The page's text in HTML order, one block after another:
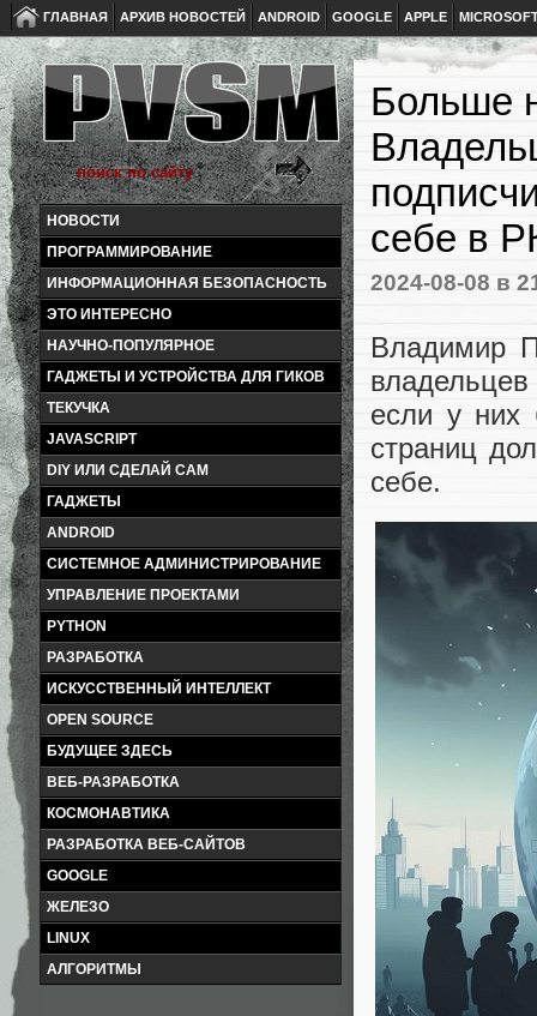
ГЛАВНАЯ АРХИВ НОВОСТЕЙ ANDROID GOOGLE APPLE
НОВОСТИ
ПРОГРАММИРОВАНИЕ
ИНФОРМАЦИОННАЯ БЕЗОПАСНОСТЬ
ЭТО ИНТЕРЕСНО
НАУЧНО-ПОПУЛЯРНОЕ
ГАДЖЕТЫ И УСТРОЙСТВА ДЛЯ ГИКОВ
ТЕКУЧКА
JAVASCRIPT
DIY ИЛИ СДЕЛАЙ САМ
ГАДЖЕТЫ
ANDROID
СИСТЕМНОЕ АДМИНИСТРИРОВАНИЕ
УПРАВЛЕНИЕ ПРОЕКТАМИ
PYTHON
РАЗРАБОТКА
ИСКУССТВЕННЫЙ ИНТЕЛЛЕКТ
OPEN SOURCE
БУДУЩЕЕ ЗДЕСЬ
ВЕБ-РАЗРАБОТКА
КОСМОНАВТИКА
РАЗРАБОТКА ВЕБ-САЙТОВ
GOOGLE
ЖЕЛЕЗО
LINUX
АЛГОРИТМЫ
Больше
себе в
2024-08-08 в
Владимир
если у них
страниц
себе.